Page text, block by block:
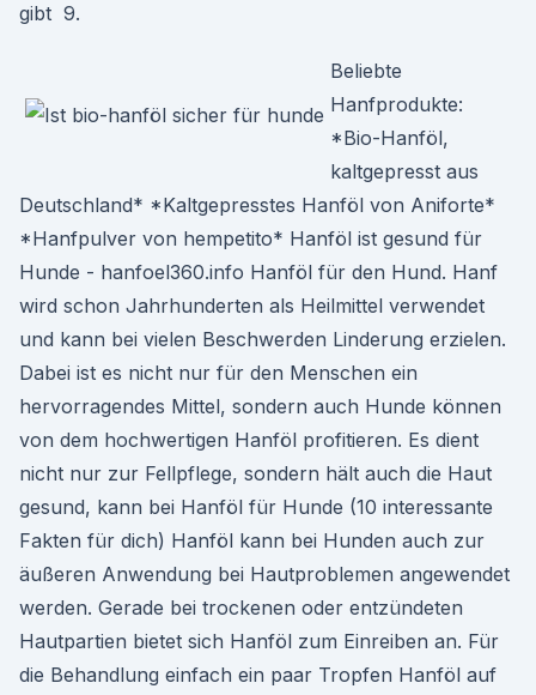
gibt 9.
Beliebte
Hanfprodukte:
*Bio-Hanföl,
kaltgepresst aus
Deutschland* *Kaltgepresstes Hanföl von Aniforte*
*Hanfpulver von hempetito* Hanföl ist gesund für
Hunde - hanfoel360.info Hanföl für den Hund. Hanf
wird schon Jahrhunderten als Heilmittel verwendet
und kann bei vielen Beschwerden Linderung erzielen.
Dabei ist es nicht nur für den Menschen ein
hervorragendes Mittel, sondern auch Hunde können
von dem hochwertigen Hanföl profitieren. Es dient
nicht nur zur Fellpflege, sondern hält auch die Haut
gesund, kann bei Hanföl für Hunde (10 interessante
Fakten für dich) Hanföl kann bei Hunden auch zur
äußeren Anwendung bei Hautproblemen angewendet
werden. Gerade bei trockenen oder entzündeten
Hautpartien bietet sich Hanföl zum Einreiben an. Für
die Behandlung einfach ein paar Tropfen Hanföl auf